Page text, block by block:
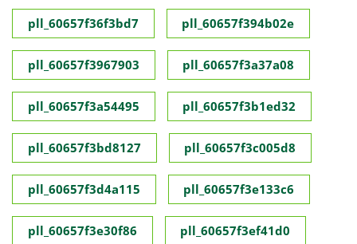
pll_60657f36f3bd7 pll_60657f394b02e
pll_60657f3967903 pll_60657f3a37a08
pll_60657f3a54495 pll_60657f3b1ed32
pll_60657f3bd8127 pll_60657f3c005d8
pll_60657f3d4a115 pll_60657f3e133c6
pll_60657f3e30f86 pll_60657f3ef41d0